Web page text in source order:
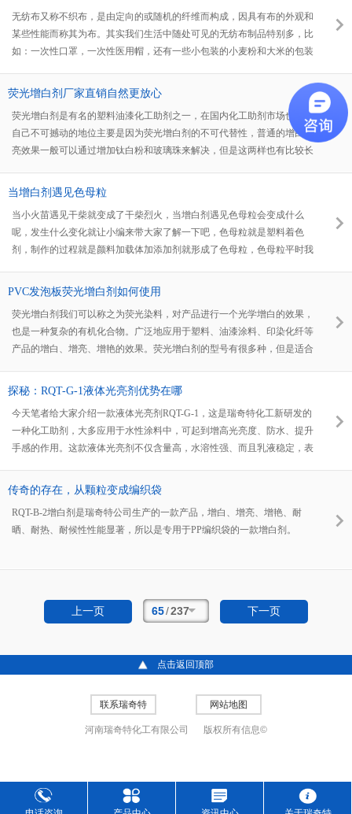
无纺布又称不织布，是由定向的或随机的纤维而构成，因具有布的外观和
某些性能而称其为布。其实我们生活中随处可见的无纺布制品特别多，比
如：一次性口罩，一次性医用帽，还有一些小包装的小麦粉和大米的包装
广泛的应用领域，得力于它本身就具备的一系列材质优势，今天笔者就跟
荧光增白剂厂家直销自然更放心
荧光增白剂是有名的塑料油漆化工助剂之一，在国内化工助剂市场也有着
自己不可撼动的地位主要是因为荧光增白剂的不可代替性，普通的增白增
亮效果一般可以通过增加钛白粉和玻璃珠来解决，但是这两样也有比较长
短时间内虽然问题不大，但是长期下去一定会有各种问题出现，荧光增白
能捕捉到蓝白色光，从而达到增白增亮的效果。
当增白剂遇见色母粒
当小火苗遇见干柴就变成了干柴烈火，当增白剂遇见色母粒会变成什么
呢，发生什么变化就让小编来带大家了解一下吧，色母粒就是塑料着色
剂，制作的过程就是颜料加载体加添加剂就形成了色母粒，色母粒平时我
充母粒、功能母粒等，所以在制作过程中添加的增白剂还需按着个人要求
PVC发泡板荧光增白剂如何使用
荧光增白剂我们可以称之为荧光染料，对产品进行一个光学增白的效果，
也是一种复杂的有机化合物。广泛地应用于塑料、油漆涂料、印染化纤等
产品的增白、增亮、增艳的效果。荧光增白剂的型号有很多种，但是适合
PVC树脂粉，钙粉，钛白粉，群青，荧光增白剂，发泡剂等化工助剂组
让塑料板材锦上添花，亮度倍增。接下来就带大家一起揭秘瑞奇特增白剂
增白增亮的奥秘。
探秘：RQT-G-1液体光亮剂优势在哪
今天笔者给大家介绍一款液体光亮剂RQT-G-1，这是瑞奇特化工新研发的
一种化工助剂，大多应用于水性涂料中，可起到增高光亮度、防水、提升
手感的作用。这款液体光亮剂不仅含量高，水溶性强、而且乳液稳定，表
传奇的存在，从颗粒变成编织袋
RQT-B-2增白剂是瑞奇特公司生产的一款产品，增白、增亮、增艳、耐
晒、耐热、耐候性性能显著，所以是专用于PP编织袋的一款增白剂。
上一页 65/237 下一页
点击返回顶部
联系瑞奇特 网站地图
河南瑞奇特化工有限公司 版权所有信息©